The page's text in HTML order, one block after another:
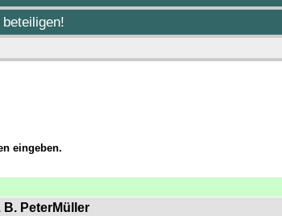
eingeben.
B. PeterMüller